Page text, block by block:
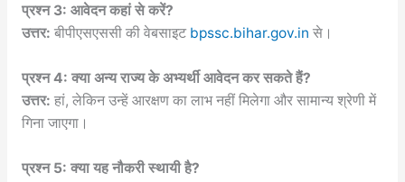
प्रश्न 3: आवेदन कहां से करें?
उत्तर: बीपीएसएससी की वेबसाइट bpssc.bihar.gov.in से।
प्रश्न 4: क्या अन्य राज्य के अभ्यर्थी आवेदन कर सकते हैं?
उत्तर: हां, लेकिन उन्हें आरक्षण का लाभ नहीं मिलेगा और सामान्य श्रेणी में
गिना जाएगा।
प्रश्न 5: क्या यह नौकरी स्थायी है?